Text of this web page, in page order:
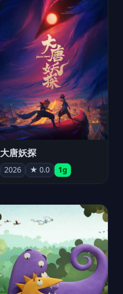
大唐妖探
2026 ★ 0.0 1g